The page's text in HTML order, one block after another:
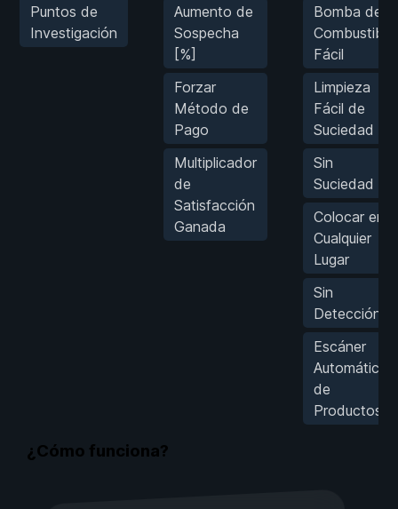
Puntos de
Investigación
Aumento de
Sospecha
[%]
Forzar
Método de
Pago
Multiplicador
de
Satisfacción
Ganada
Bomba de
Combustible
Fácil
Limpieza
Fácil de
Suciedad
Sin
Suciedad
Colocar en
Cualquier
Lugar
Sin
Detección
Escáner
Automático
de
Productos
¿Cómo funciona?